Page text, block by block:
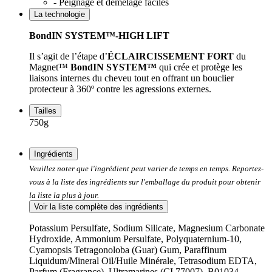
La technologie
BondIN SYSTEM™-HIGH LIFT
Il s’agit de l’étape d’ÉCLAIRCISSEMENT FORT du
Magnet™ BondIN SYSTEM™ qui crée et protège les
liaisons internes du cheveu tout en offrant un bouclier
protecteur à 360º contre les agressions externes.
Tailles
750g
Ingrédients
Veuillez noter que l'ingrédient peut varier de temps en temps. Reportez-
vous à la liste des ingrédients sur l'emballage du produit pour obtenir
la liste la plus à jour.
Voir la liste complète des ingrédients
Potassium Persulfate, Sodium Silicate, Magnesium Carbonate
Hydroxide, Ammonium Persulfate, Polyquaternium-10,
Cyamopsis Tetragonoloba (Guar) Gum, Paraffinum
Liquidum/Mineral Oil/Huile Minérale, Tetrasodium EDTA,